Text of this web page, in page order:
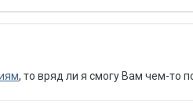
, то вряд ли я смогу Вам чем-то